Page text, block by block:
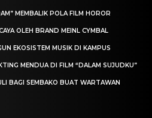
MEMBALIK POLA FILM HOROR
OLEH BRAND MEINL CYMBAL
EKOSISTEM MUSIK DI KAMPUS
MENDUA DI FILM “DALAM SUJUDKU”
BAGI SEMBAKO BUAT WARTAWAN